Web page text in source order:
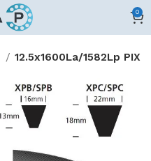
0
12.5x1600La/1582Lp PIX